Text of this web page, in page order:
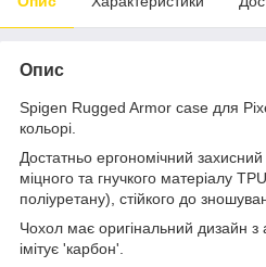
Опис
Spigen Rugged Armor case для
кольорі.
Достатньо ергономічний
міцного та гнучкого матеріалу
поліуретану), стійкого до
Чохол має оригінальний дизайн
імітує 'карбон'.